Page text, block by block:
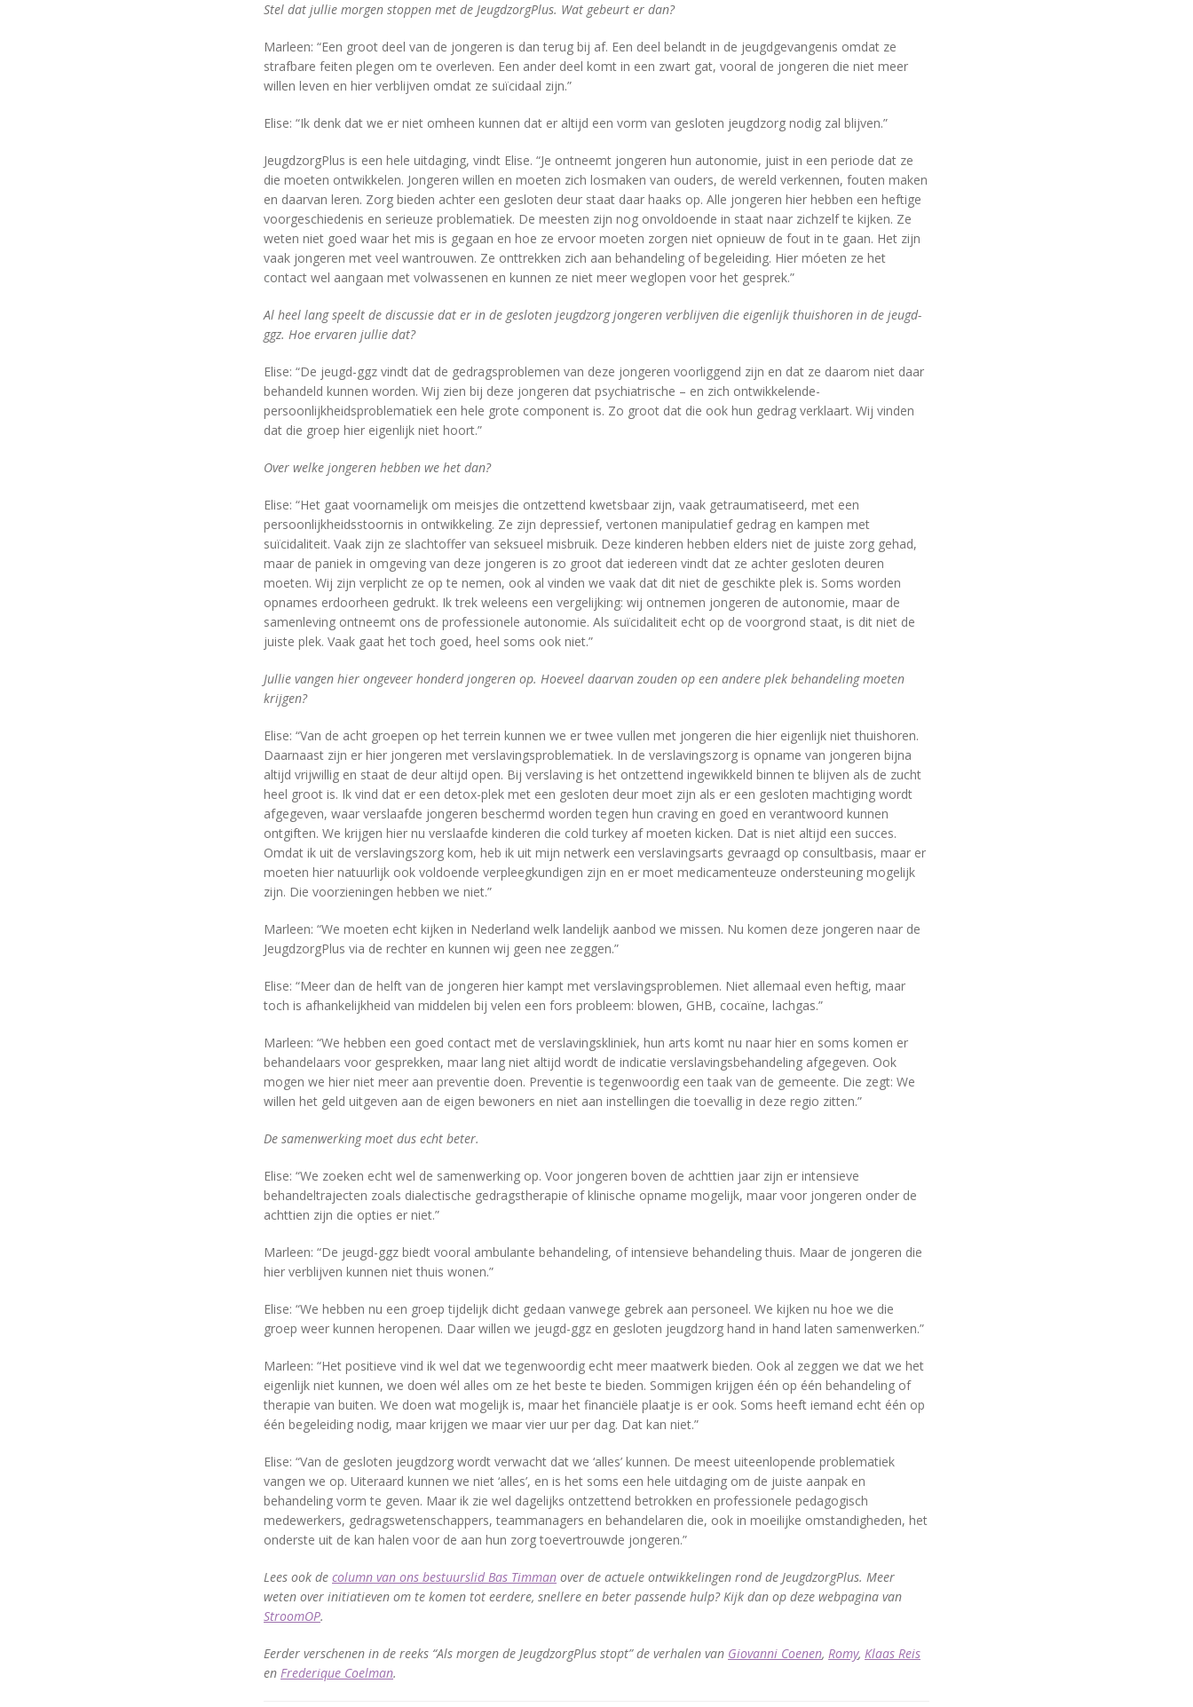
Stel dat jullie morgen stoppen met de JeugdzorgPlus. Wat gebeurt er dan?
Marleen: “Een groot deel van de jongeren is dan terug bij af. Een deel belandt in de jeugdgevangenis omdat ze
strafbare feiten plegen om te overleven. Een ander deel komt in een zwart gat, vooral de jongeren die niet meer
willen leven en hier verblijven omdat ze suïcidaal zijn.”
Elise: “Ik denk dat we er niet omheen kunnen dat er altijd een vorm van gesloten jeugdzorg nodig zal blijven.”
JeugdzorgPlus is een hele uitdaging, vindt Elise. “Je ontneemt jongeren hun autonomie, juist in een periode dat ze
die moeten ontwikkelen. Jongeren willen en moeten zich losmaken van ouders, de wereld verkennen, fouten maken
en daarvan leren. Zorg bieden achter een gesloten deur staat daar haaks op. Alle jongeren hier hebben een heftige
voorgeschiedenis en serieuze problematiek. De meesten zijn nog onvoldoende in staat naar zichzelf te kijken. Ze
weten niet goed waar het mis is gegaan en hoe ze ervoor moeten zorgen niet opnieuw de fout in te gaan. Het zijn
vaak jongeren met veel wantrouwen. Ze onttrekken zich aan behandeling of begeleiding. Hier móeten ze het
contact wel aangaan met volwassenen en kunnen ze niet meer weglopen voor het gesprek.”
Al heel lang speelt de discussie dat er in de gesloten jeugdzorg jongeren verblijven die eigenlijk thuishoren in de jeugd-
ggz. Hoe ervaren jullie dat?
Elise: “De jeugd-ggz vindt dat de gedragsproblemen van deze jongeren voorliggend zijn en dat ze daarom niet daar
behandeld kunnen worden. Wij zien bij deze jongeren dat psychiatrische – en zich ontwikkelende-
persoonlijkheidsproblematiek een hele grote component is. Zo groot dat die ook hun gedrag verklaart. Wij vinden
dat die groep hier eigenlijk niet hoort.”
Over welke jongeren hebben we het dan?
Elise: “Het gaat voornamelijk om meisjes die ontzettend kwetsbaar zijn, vaak getraumatiseerd, met een
persoonlijkheidsstoornis in ontwikkeling. Ze zijn depressief, vertonen manipulatief gedrag en kampen met
suïcidaliteit. Vaak zijn ze slachtoffer van seksueel misbruik. Deze kinderen hebben elders niet de juiste zorg gehad,
maar de paniek in omgeving van deze jongeren is zo groot dat iedereen vindt dat ze achter gesloten deuren
moeten. Wij zijn verplicht ze op te nemen, ook al vinden we vaak dat dit niet de geschikte plek is. Soms worden
opnames erdoorheen gedrukt. Ik trek weleens een vergelijking: wij ontnemen jongeren de autonomie, maar de
samenleving ontneemt ons de professionele autonomie. Als suïcidaliteit echt op de voorgrond staat, is dit niet de
juiste plek. Vaak gaat het toch goed, heel soms ook niet.”
Jullie vangen hier ongeveer honderd jongeren op. Hoeveel daarvan zouden op een andere plek behandeling moeten
krijgen?
Elise: “Van de acht groepen op het terrein kunnen we er twee vullen met jongeren die hier eigenlijk niet thuishoren.
Daarnaast zijn er hier jongeren met verslavingsproblematiek. In de verslavingszorg is opname van jongeren bijna
altijd vrijwillig en staat de deur altijd open. Bij verslaving is het ontzettend ingewikkeld binnen te blijven als de zucht
heel groot is. Ik vind dat er een detox-plek met een gesloten deur moet zijn als er een gesloten machtiging wordt
afgegeven, waar verslaafde jongeren beschermd worden tegen hun craving en goed en verantwoord kunnen
ontgiften. We krijgen hier nu verslaafde kinderen die cold turkey af moeten kicken. Dat is niet altijd een succes.
Omdat ik uit de verslavingszorg kom, heb ik uit mijn netwerk een verslavingsarts gevraagd op consultbasis, maar er
moeten hier natuurlijk ook voldoende verpleegkundigen zijn en er moet medicamenteuze ondersteuning mogelijk
zijn. Die voorzieningen hebben we niet.”
Marleen: “We moeten echt kijken in Nederland welk landelijk aanbod we missen. Nu komen deze jongeren naar de
JeugdzorgPlus via de rechter en kunnen wij geen nee zeggen.”
Elise: “Meer dan de helft van de jongeren hier kampt met verslavingsproblemen. Niet allemaal even heftig, maar
toch is afhankelijkheid van middelen bij velen een fors probleem: blowen, GHB, cocaïne, lachgas.”
Marleen: “We hebben een goed contact met de verslavingskliniek, hun arts komt nu naar hier en soms komen er
behandelaars voor gesprekken, maar lang niet altijd wordt de indicatie verslavingsbehandeling afgegeven. Ook
mogen we hier niet meer aan preventie doen. Preventie is tegenwoordig een taak van de gemeente. Die zegt: We
willen het geld uitgeven aan de eigen bewoners en niet aan instellingen die toevallig in deze regio zitten.”
De samenwerking moet dus echt beter.
Elise: “We zoeken echt wel de samenwerking op. Voor jongeren boven de achttien jaar zijn er intensieve
behandeltrajecten zoals dialectische gedragstherapie of klinische opname mogelijk, maar voor jongeren onder de
achttien zijn die opties er niet.”
Marleen: “De jeugd-ggz biedt vooral ambulante behandeling, of intensieve behandeling thuis. Maar de jongeren die
hier verblijven kunnen niet thuis wonen.”
Elise: “We hebben nu een groep tijdelijk dicht gedaan vanwege gebrek aan personeel. We kijken nu hoe we die
groep weer kunnen heropenen. Daar willen we jeugd-ggz en gesloten jeugdzorg hand in hand laten samenwerken.”
Marleen: “Het positieve vind ik wel dat we tegenwoordig echt meer maatwerk bieden. Ook al zeggen we dat we het
eigenlijk niet kunnen, we doen wél alles om ze het beste te bieden. Sommigen krijgen één op één behandeling of
therapie van buiten. We doen wat mogelijk is, maar het financiële plaatje is er ook. Soms heeft iemand echt één op
één begeleiding nodig, maar krijgen we maar vier uur per dag. Dat kan niet.”
Elise: “Van de gesloten jeugdzorg wordt verwacht dat we ‘alles’ kunnen. De meest uiteenlopende problematiek
vangen we op. Uiteraard kunnen we niet ‘alles’, en is het soms een hele uitdaging om de juiste aanpak en
behandeling vorm te geven. Maar ik zie wel dagelijks ontzettend betrokken en professionele pedagogisch
medewerkers, gedragswetenschappers, teammanagers en behandelaren die, ook in moeilijke omstandigheden, het
onderste uit de kan halen voor de aan hun zorg toevertrouwde jongeren.”
Lees ook de column van ons bestuurslid Bas Timman over de actuele ontwikkelingen rond de JeugdzorgPlus. Meer
weten over initiatieven om te komen tot eerdere, snellere en beter passende hulp? Kijk dan op deze webpagina van
StroomOP.
Eerder verschenen in de reeks “Als morgen de JeugdzorgPlus stopt” de verhalen van Giovanni Coenen, Romy, Klaas Reis
en Frederique Coelman.